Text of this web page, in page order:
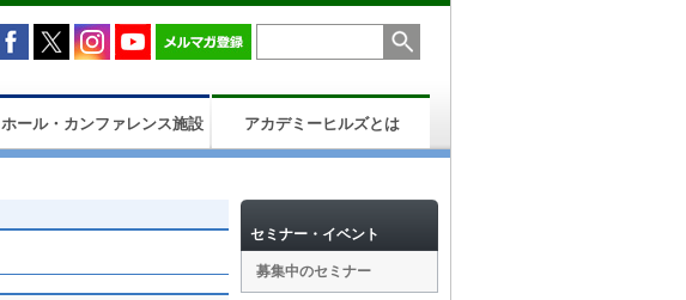
ホール・カンファレンス施設 アカデミーヒルズとは
セミナー・イベント
募集中のセミナー